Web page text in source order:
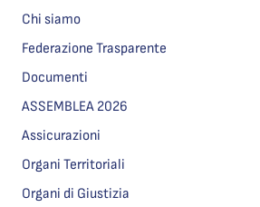
Chi siamo
Federazione Trasparente
Documenti
ASSEMBLEA 2026
Assicurazioni
Organi Territoriali
Organi di Giustizia